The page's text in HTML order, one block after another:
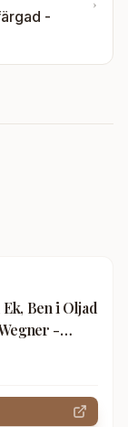
-
Ben i Oljad
-